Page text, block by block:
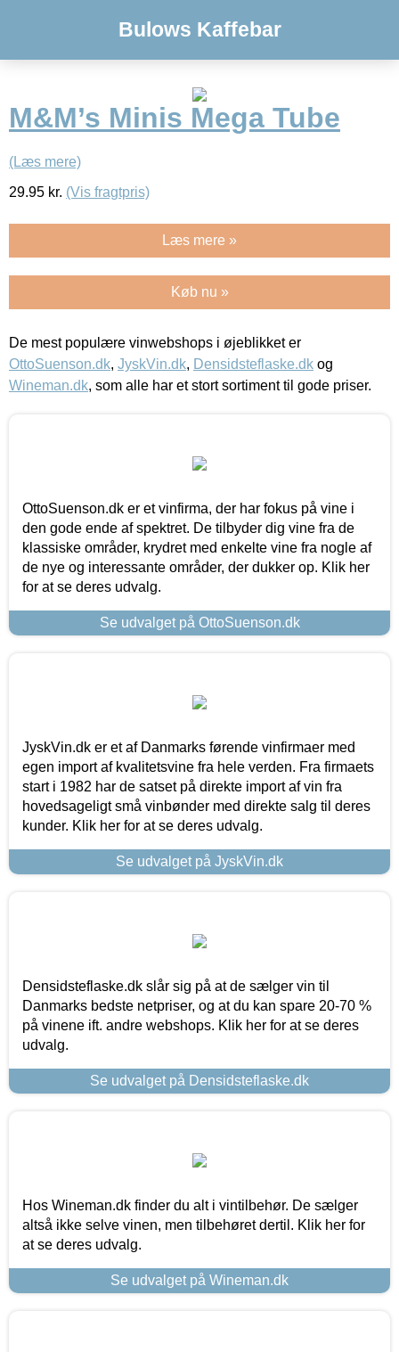
Bulows Kaffebar
M&M’s Minis Mega Tube
(Læs mere)
29.95 kr. (Vis fragtpris)
Læs mere »
Køb nu »
De mest populære vinwebshops i øjeblikket er
OttoSuenson.dk, JyskVin.dk, Densidsteflaske.dk og
Wineman.dk, som alle har et stort sortiment til gode priser.
OttoSuenson.dk er et vinfirma, der har fokus på vine i
den gode ende af spektret. De tilbyder dig vine fra de
klassiske områder, krydret med enkelte vine fra nogle af
de nye og interessante områder, der dukker op. Klik her
for at se deres udvalg.
Se udvalget på OttoSuenson.dk
JyskVin.dk er et af Danmarks førende vinfirmaer med
egen import af kvalitetsvine fra hele verden. Fra firmaets
start i 1982 har de satset på direkte import af vin fra
hovedsageligt små vinbønder med direkte salg til deres
kunder. Klik her for at se deres udvalg.
Se udvalget på JyskVin.dk
Densidsteflaske.dk slår sig på at de sælger vin til
Danmarks bedste netpriser, og at du kan spare 20-70 %
på vinene ift. andre webshops. Klik her for at se deres
udvalg.
Se udvalget på Densidsteflaske.dk
Hos Wineman.dk finder du alt i vintilbehør. De sælger
altså ikke selve vinen, men tilbehøret dertil. Klik her for
at se deres udvalg.
Se udvalget på Wineman.dk